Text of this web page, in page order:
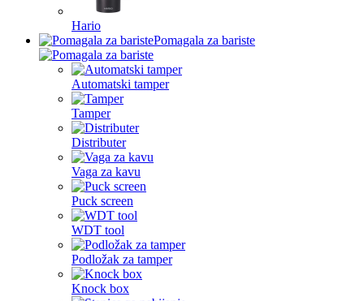
Hario
Pomagala za bariste
Automatski tamper
Tamper
Distributer
Vaga za kavu
Puck screen
WDT tool
Podložak za tamper
Knock box